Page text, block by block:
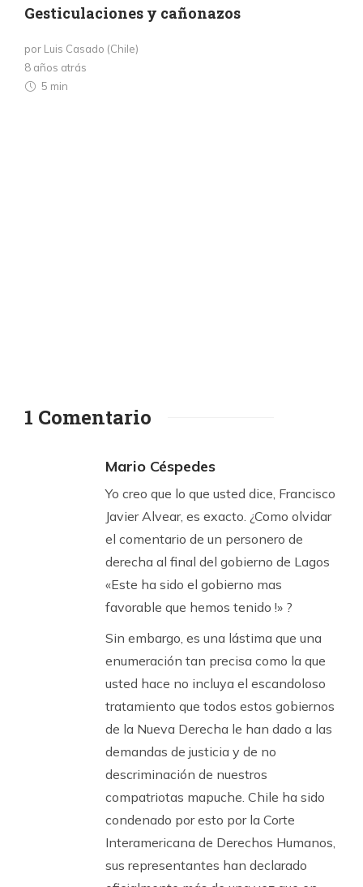
Gesticulaciones y cañonazos
por Luis Casado (Chile)
8 años atrás
5 min
1 Comentario
Mario Céspedes
Yo creo que lo que usted dice, Francisco
Javier Alvear, es exacto. ¿Como olvidar
el comentario de un personero de
derecha al final del gobierno de Lagos
«Este ha sido el gobierno mas
favorable que hemos tenido !» ?
Sin embargo, es una lástima que una
enumeración tan precisa como la que
usted hace no incluya el escandoloso
tratamiento que todos estos gobiernos
de la Nueva Derecha le han dado a las
demandas de justicia y de no
descriminación de nuestros
compatriotas mapuche. Chile ha sido
condenado por esto por la Corte
Interamericana de Derechos Humanos,
sus representantes han declarado